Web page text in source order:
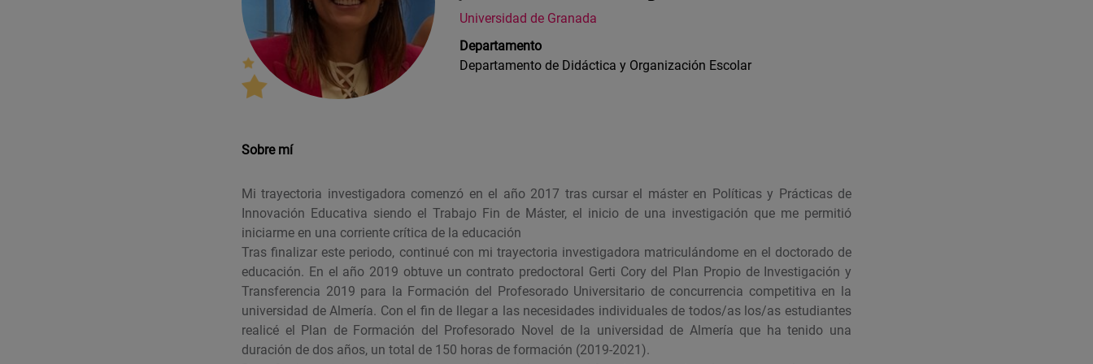
Universidad de Granada
Departamento
Departamento de Didáctica y Organización Escolar
Sobre mí
Mi trayectoria investigadora comenzó en el año 2017 tras cursar el máster en Políticas y Prácticas de
Innovación Educativa siendo el Trabajo Fin de Máster, el inicio de una investigación que me permitió
iniciarme en una corriente crítica de la educación
Tras finalizar este periodo, continué con mi trayectoria investigadora matriculándome en el doctorado de
educación. En el año 2019 obtuve un contrato predoctoral Gerti Cory del Plan Propio de Investigación y
Transferencia 2019 para la Formación del Profesorado Universitario de concurrencia competitiva en la
universidad de Almería. Con el fin de llegar a las necesidades individuales de todos/as los/as estudiantes
realicé el Plan de Formación del Profesorado Novel de la universidad de Almería que ha tenido una
duración de dos años, un total de 150 horas de formación (2019-2021).